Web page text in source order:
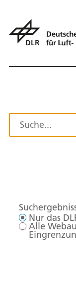
Nur das
Alle